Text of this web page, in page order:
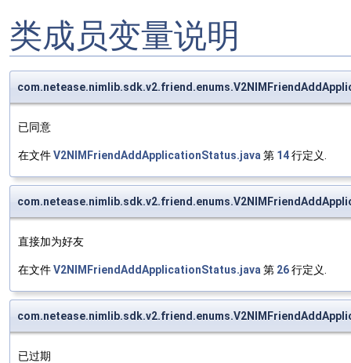
类成员变量说明
已同意
在文件V2NIMFriendAddApplicationStatus.java 第 14行定义.
直接加为好友
在文件V2NIMFriendAddApplicationStatus.java 第 26行定义.
已过期